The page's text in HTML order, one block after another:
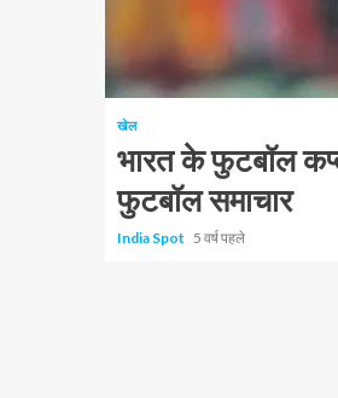
1 न्यूनतम पढ़ा
खेल
भारत के फुटबॉल
फुटबॉल समाचार
India Spot 5 वर्ष पहले